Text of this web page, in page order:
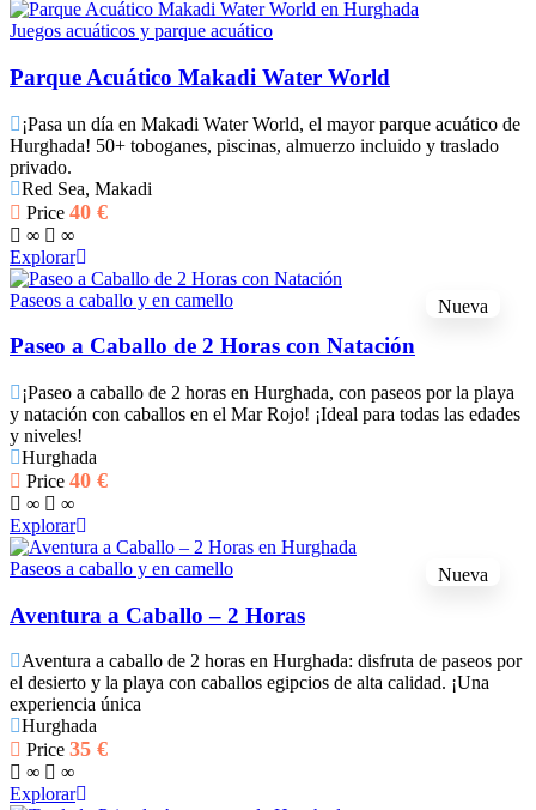
Juegos acuáticos y parque acuático
Parque Acuático Makadi Water World
¡Pasa un día en Makadi Water World, el mayor parque acuático de
Hurghada! 50+ toboganes, piscinas, almuerzo incluido y traslado
privado.
Red Sea, Makadi
Price 40 €
∞
∞
Explorar
Nueva
Paseos a caballo y en camello
Paseo a Caballo de 2 Horas con Natación
¡Paseo a caballo de 2 horas en Hurghada, con paseos por la playa
y natación con caballos en el Mar Rojo! ¡Ideal para todas las edades
y niveles!
Hurghada
Price 40 €
∞
∞
Explorar
Nueva
Paseos a caballo y en camello
Aventura a Caballo – 2 Horas
Aventura a caballo de 2 horas en Hurghada: disfruta de paseos por
el desierto y la playa con caballos egipcios de alta calidad. ¡Una
experiencia única
Hurghada
Price 35 €
∞
∞
Explorar